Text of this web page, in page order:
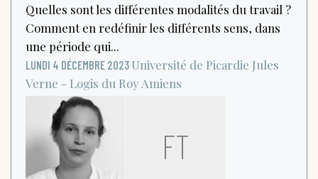
Quelles sont les différentes modalités du travail ?
Comment en redéfinir les différents sens, dans
une période qui...
LUNDI 4 DÉCEMBRE 2023 Université de Picardie Jules
Verne - Logis du RoyAmiens
FT